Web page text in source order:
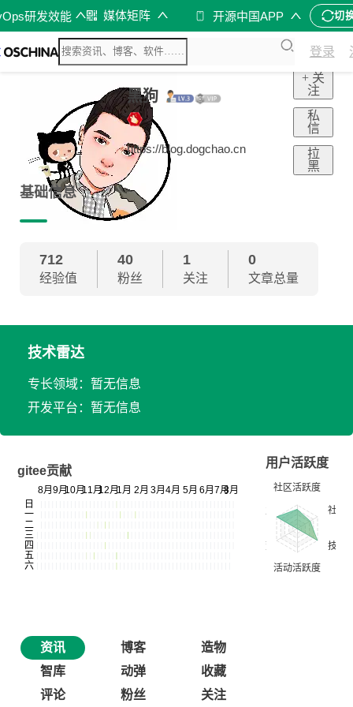
研发效能 媒体矩阵 开源中国APP 切
登录
黑狗
https://blog.dogchao.cn
+ 关
注
私
信
拉
黑
基础信息
712
经验值
40
粉丝
1
关注
0
文章总量
技术雷达
专长领域：暂无信息
开发平台：暂无信息
gitee贡献
用户活跃度
资讯 博客
造物
智库
动弹
收藏
评论
粉丝 关注